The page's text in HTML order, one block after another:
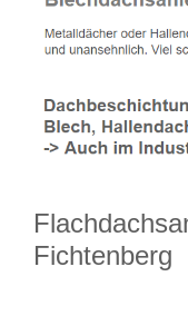
Fichtenberg